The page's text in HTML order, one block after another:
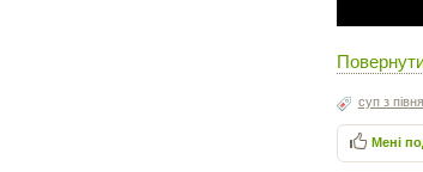
суп з півня
Мені